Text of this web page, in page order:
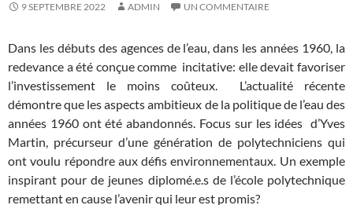
9 SEPTEMBRE 2022 ADMIN UN COMMENTAIRE
Dans les débuts des agences de l’eau, dans les années 1960, la
redevance a été conçue comme incitative: elle devait favoriser
l’investissement le moins coûteux. L’actualité récente
démontre que les aspects ambitieux de la politique de l’eau des
années 1960 ont été abandonnés. Focus sur les idées d’Yves
Martin, précurseur d’une génération de polytechniciens qui
ont voulu répondre aux défis environnementaux. Un exemple
inspirant pour de jeunes diplomé.e.s de l’école polytechnique
remettant en cause l’avenir qui leur est promis?